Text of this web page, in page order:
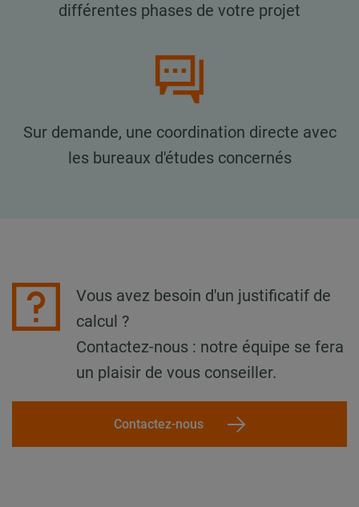
différentes phases de votre projet
Sur demande, une coordination directe avec
les bureaux d'études concernés
Vous avez besoin d'un justificatif de
calcul ?
Contactez-nous : notre équipe se fera
un plaisir de vous conseiller.
Contactez-nous